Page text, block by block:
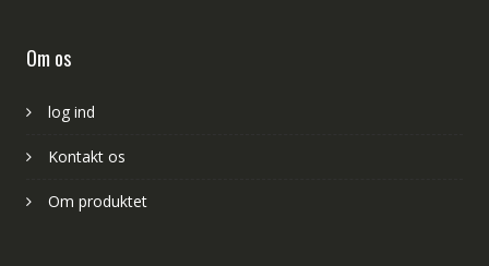
Om os
log ind
Kontakt os
Om produktet